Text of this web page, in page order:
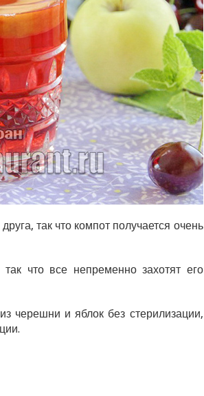
так что компот получается очень
что все непременно захотят его
черешни и яблок без стерилизации,